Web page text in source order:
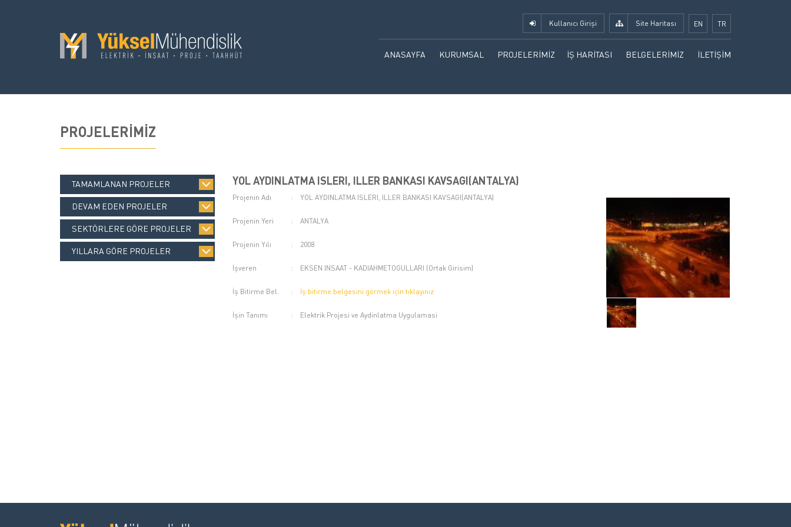
Kullanıcı Girişi Site Haritası EN TR
ANASAYFA KURUMSAL PROJELERİMİZ İŞ HARİTASI BELGELERİMİZ İLETİŞİM
PROJELERİMİZ
TAMAMLANAN PROJELER
DEVAM EDEN PROJELER
SEKTÖRLERE GÖRE PROJELER
YILLARA GÖRE PROJELER
YOL AYDINLATMA ISLERI, ILLER BANKASI KAVSAGI(ANTALYA)
Projenin Adı
Projenin Yeri
Projenin Yılı
İşveren
İş Bitirme Bel.
İşin Tanımı
:
:
:
:
:
:
YOL AYDINLATMA ISLERI, ILLER BANKASI KAVSAGI(ANTALYA)
ANTALYA
2008
EKSEN INSAAT - KADIAHMETOGULLARI (Ortak Girisim)
İş bitirme belgesini görmek için tıklayınız
Elektrik Projesi ve Aydinlatma Uygulamasi